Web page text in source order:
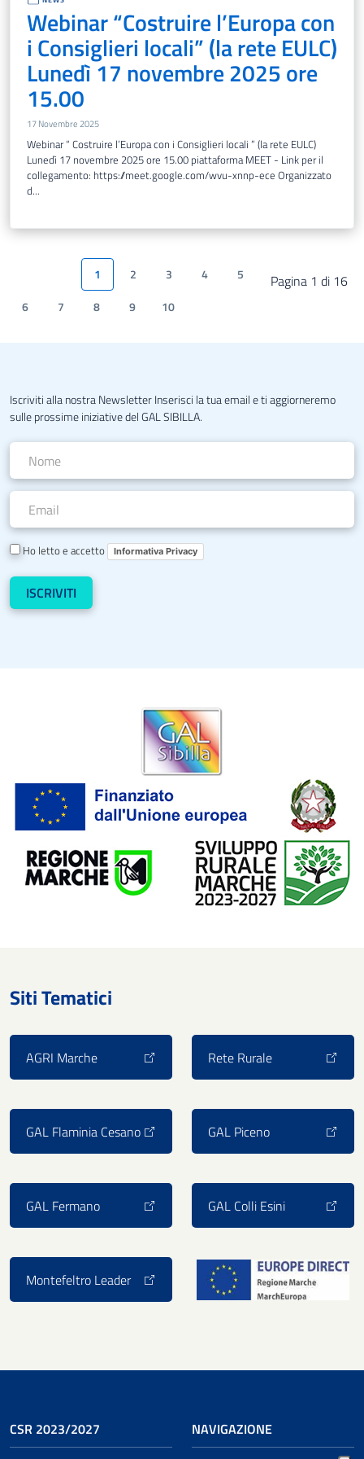
Webinar “Costruire l’Europa con
i Consiglieri locali” (la rete EULC)
Lunedì 17 novembre 2025 ore
15.00
17 Novembre 2025
Webinar “ Costruire l’Europa con i Consiglieri locali ” (la rete EULC)
Lunedì 17 novembre 2025 ore 15.00 piattaforma MEET - Link per il
collegamento: https://meet.google.com/wvu-xnnp-ece Organizzato
d...
Pagina 1 di 16
1 2 3 4
5
6
7 8 9 10
Iscriviti alla nostra Newsletter Inserisci la tua email e ti aggiorneremo
sulle prossime iniziative del GAL SIBILLA.
Ho letto e accetto Informativa Privacy
Siti Tematici
AGRI Marche Rete Rurale
GAL Flaminia Cesano GAL Piceno
GAL Fermano GAL Colli Esini
Montefeltro Leader
CSR 2023/2027 NAVIGAZIONE